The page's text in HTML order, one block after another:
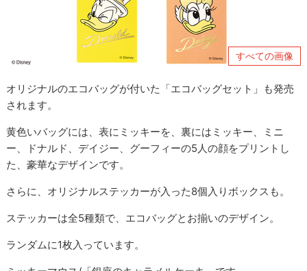
すべての画像
オリジナルのエコバッグが付いた「エコバッグセット」も発売
されます。
黄色いバッグには、表にミッキーを、裏にはミッキー、ミニ
ー、ドナルド、デイジー、グーフィーの5人の顔をプリントし
た、豪華なデザインです。
さらに、オリジナルステッカーが入った8個入りボックスも。
ステッカーは全5種類で、エコバッグとお揃いのデザイン。
ランダムに1枚入っています。